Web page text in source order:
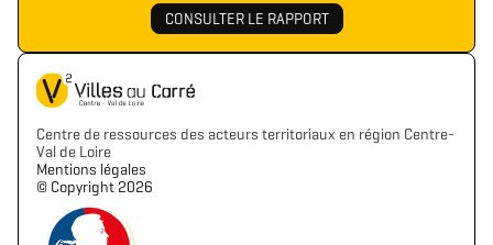
CONSULTER LE RAPPORT
Centre de ressources des acteurs territoriaux en région Centre-
Val de Loire
Mentions légales
©️ Copyright 2026